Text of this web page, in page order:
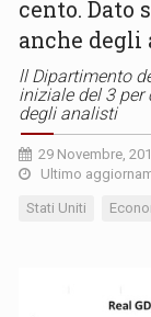
cento. Dato
anche
ll Dipartimento
iniziale del 3 per
degli analisti
29 Novembre,
Ultimo
Stati Uniti